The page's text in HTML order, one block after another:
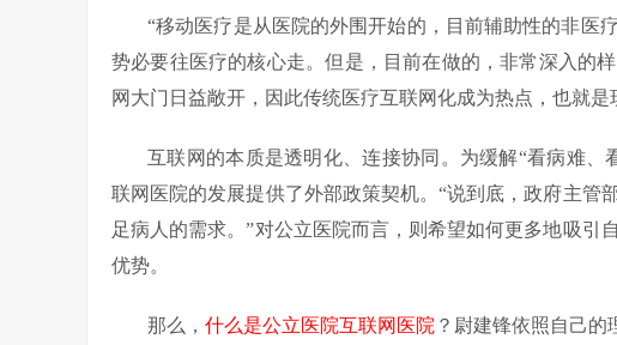
“移动医疗是从医院的外围开始的，目前辅助性的非医
势必要往医疗的核心走。但是，目前在做的，非常深入的
网大门日益敞开，因此传统医疗互联网化成为热点，也就是
互联网的本质是透明化、连接协同。为缓解“看病难
联网医院的发展提供了外部政策契机。“说到底，政府主管
足病人的需求。”对公立医院而言，则希望如何更多地吸引
优势。
那么， 什么是公立医院互联网医院 ？尉建锋依照自己的